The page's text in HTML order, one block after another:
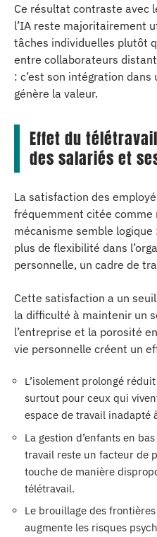
Ce résultat contraste avec
l’IA reste majoritairement
tâches individuelles plutôt
entre collaborateurs
: c’est son intégration
génère la valeur.
Effet du
des salariés et
La satisfaction des
fréquemment citée
mécanisme semble
plus de flexibilité dans
personnelle, un cadre de
Cette satisfaction a un
la difficulté à maintenir un
l’entreprise et la porosité
vie personnelle créent un
L’isolement prolongé
surtout pour ceux qui
espace de travail inadapté
La gestion d’enfants en
travail reste un facteur de
touche de manière
télétravail.
Le brouillage des
augmente les risques